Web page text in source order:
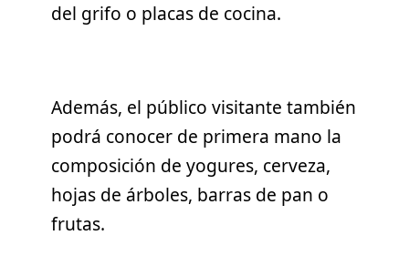
del grifo o placas de cocina.
Además, el público visitante también
podrá conocer de primera mano la
composición de yogures, cerveza,
hojas de árboles, barras de pan o
frutas.